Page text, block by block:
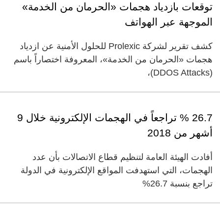
توقعات بازدياد هجمات «الحرمان من الخدمة»
الموجهة عبر الهواتف
كشف تقرير لشركة Prolexic للحلول الأمنية عن ازدياد
هجمات «الحرمان من الخدمة»، المعروفة اختصاراً باسم
(DDOS Attacks)،
26.7 % تراجعاً في الهجمات الإلكترونية خلال 9
أشهر من 2018
أفادت الهيئة العامة لتنظيم قطاع الاتصالات بأن عدد
الهجمات، التي استهدفت المواقع الإلكترونية في الدولة
تراجع بنسبة 26.7%